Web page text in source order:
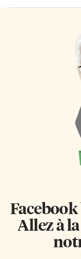
et ministre de
Le ministre des
Charles Sousa, écrit qu’il
sollicite «des
nous aideront à
budget équitable à
province et de favoriser
création d’emplois,
Allez à